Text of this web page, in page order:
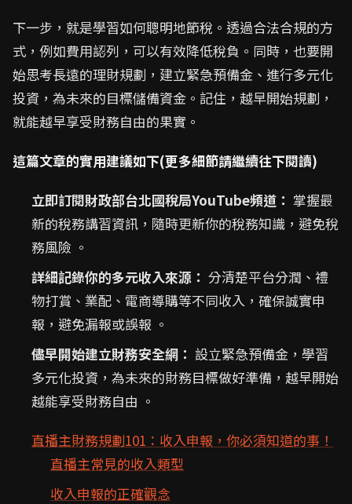
下一步，就是學習如何聰明地節稅。透過合法合規的方
式，例如費用認列，可以有效降低稅負。同時，也要開
始思考長遠的理財規劃，建立緊急預備金、進行多元化
投資，為未來的目標儲備資金。記住，越早開始規劃，
就能越早享受財務自由的果實。
這篇文章的實用建議如下(更多細節請繼續往下閱讀)
立即訂閱財政部台北國稅局YouTube頻道： 掌握最
新的稅務講習資訊，隨時更新你的稅務知識，避免稅
務風險 。
詳細記錄你的多元收入來源： 分清楚平台分潤、禮
物打賞、業配、電商導購等不同收入，確保誠實申
報，避免漏報或誤報 。
儘早開始建立財務安全網： 設立緊急預備金，學習
多元化投資，為未來的財務目標做好準備，越早開始
越能享受財務自由 。
直播主財務規劃101：收入申報，你必須知道的事！
直播主常見的收入類型
收入申報的正確觀念